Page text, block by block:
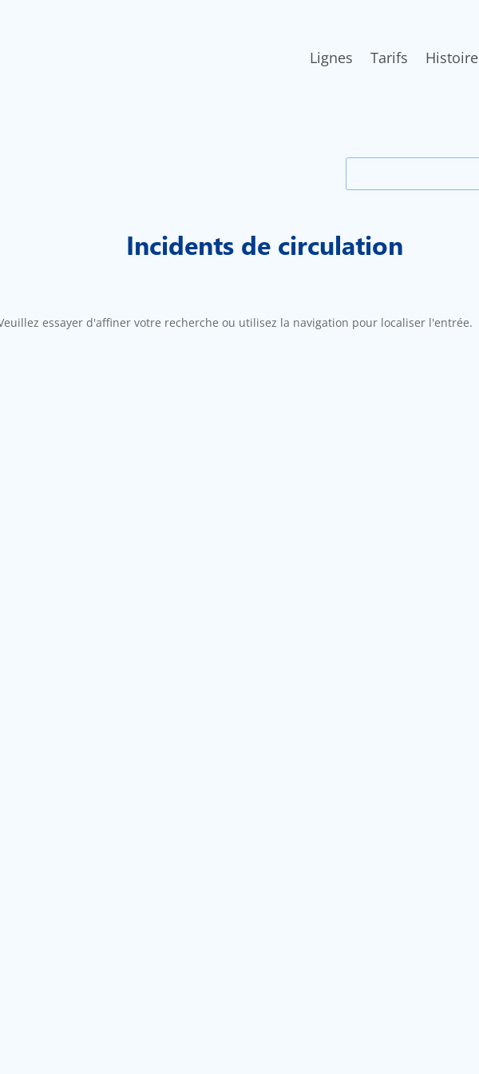
Lignes Tarifs Histoire
Incidents de circulation
essayer d'affiner votre recherche ou utilisez la navigation pour localiser l'entrée.